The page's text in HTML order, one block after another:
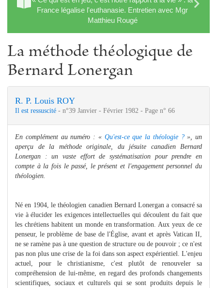
France légalise l'euthanasie. Entretien avec Mgr
Matthieu Rougé
La méthode théologique de
Bernard Lonergan
R. P. Louis ROY
Il est ressuscité - n°39 Janvier - Février 1982 - Page n° 66
En complément au numéro : « Qu'est-ce que la théologie ?», un
aperçu de la méthode originale, du jésuite canadien Bernard
Lonergan : un vaste effort de systématisation pour prendre en
compte à la fois le passé, le présent et l'engagement personnel du
théologien.
Né en 1904, le théologien canadien Bernard Lonergan a consacré sa
vie à élucider les exigences intellectuelles qui découlent du fait que
les chrétiens habitent un monde en transformation. Aux yeux de ce
penseur, le problème de base de l'Église, avant et après Vatican II,
ne se ramène pas à une question de structure ou de pouvoir ; ce n'est
pas non plus une crise de la foi dans son aspect expérientiel. L'enjeu
actuel, pour le christianisme, c'est plutôt de renouveler sa
compréhension de lui-même, en regard des profonds changements
scientifiques, sociaux et culturels qui se sont produits depuis le